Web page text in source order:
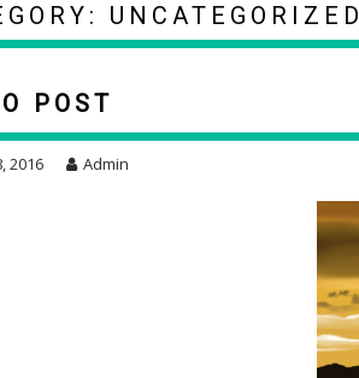
UNCATEGORIZED
POST
2016 Admin